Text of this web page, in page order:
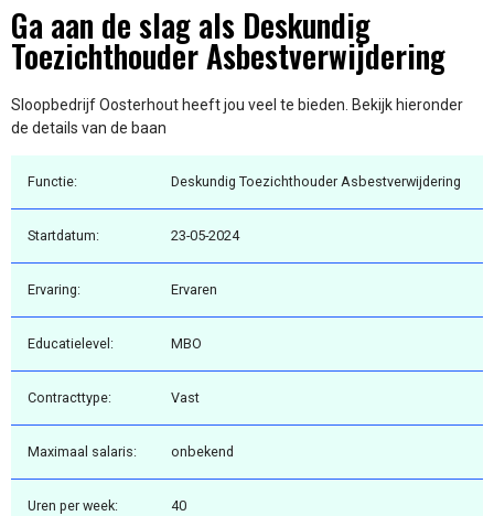
Ga aan de slag als Deskundig
Toezichthouder Asbestverwijdering
Sloopbedrijf Oosterhout heeft jou veel te bieden. Bekijk hieronder
de details van de baan
Functie: Deskundig Toezichthouder Asbestverwijdering
Startdatum: 23-05-2024
Ervaring: Ervaren
Educatielevel: MBO
Contracttype: Vast
Maximaal salaris: onbekend
Uren per week: 40